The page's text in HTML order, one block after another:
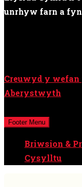
unrhyw farn a
Creuwyd y wefan
Aberystwyth
Footer Menu
Briwsion &
Cysylltu